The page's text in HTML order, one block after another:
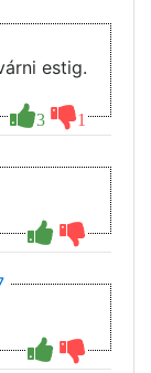
3 1
estig.